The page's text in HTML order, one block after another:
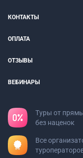
КОНТАКТЫ
ОПЛАТА
ОТЗЫВЫ
ВЕБИНАРЫ
Туры от
без наценок
Все